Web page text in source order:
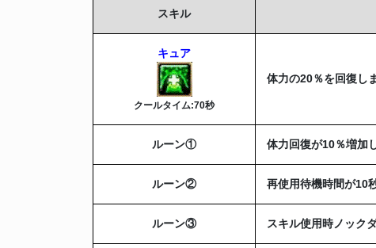
スキル
キュア
クールタイム:70秒
体力の20％を回復し
ルーン① 体力回復が10％増加
ルーン② 再使用待機時間が10
ルーン③ スキル使用時ノック